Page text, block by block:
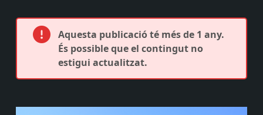
Aquesta publicació té més de 1 any.
És possible que el contingut no
estigui actualitzat.